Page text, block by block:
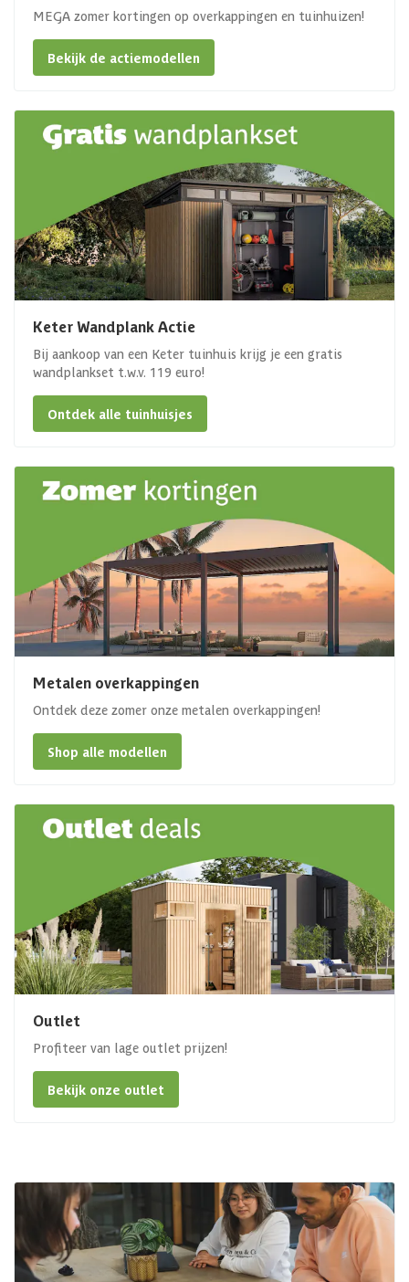
MEGA zomer kortingen op overkappingen en tuinhuizen!
Bekijk de actiemodellen
Keter Wandplank Actie
Bij aankoop van een Keter tuinhuis krijg je een gratis
wandplankset t.w.v. 119 euro!
Ontdek alle tuinhuisjes
Metalen overkappingen
Ontdek deze zomer onze metalen overkappingen!
Shop alle modellen
Outlet
Profiteer van lage outlet prijzen!
Bekijk onze outlet